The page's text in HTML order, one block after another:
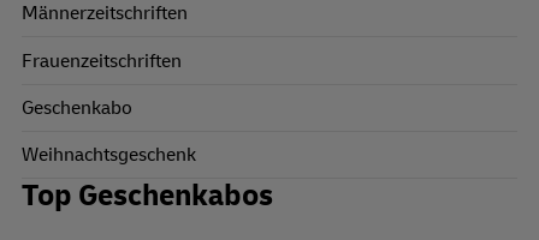
Männerzeitschriften
Frauenzeitschriften
Geschenkabo
Weihnachtsgeschenk
Top Geschenkabos